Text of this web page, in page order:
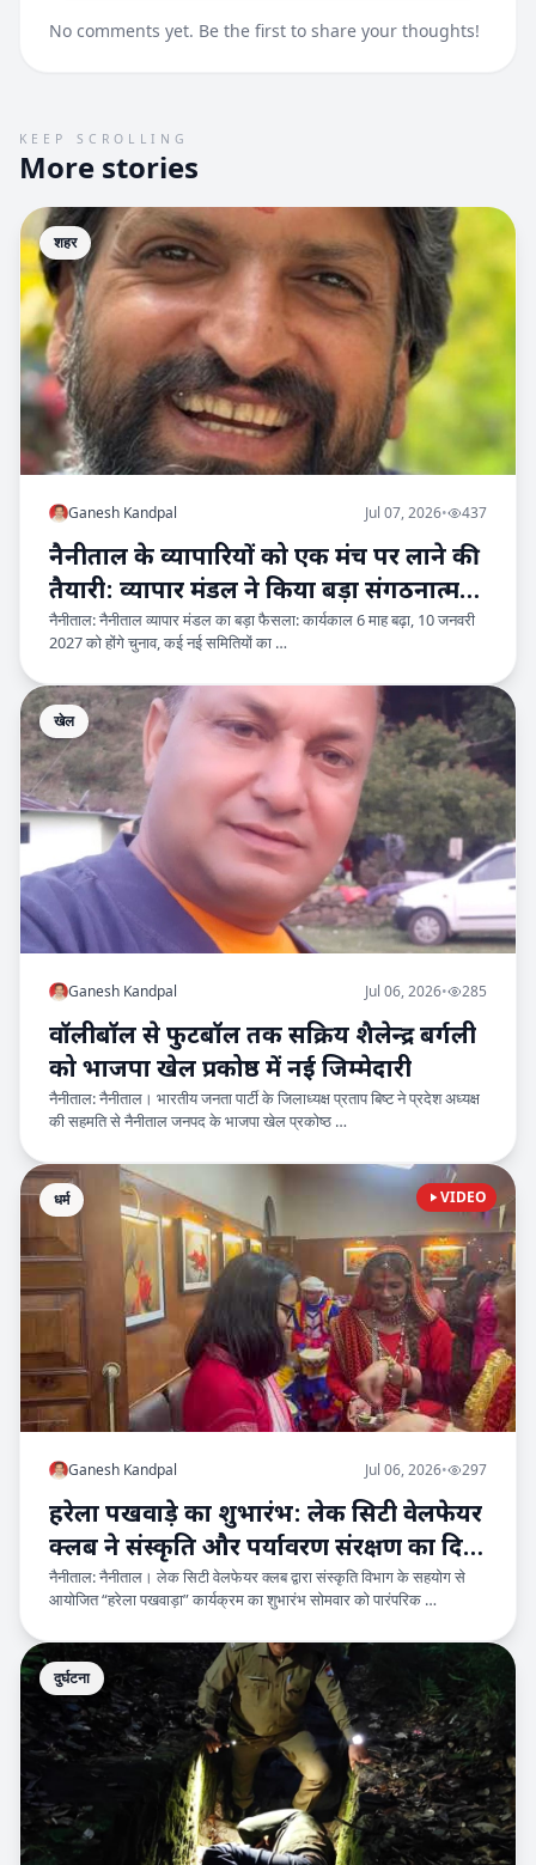
No comments yet. Be the first to share your thoughts!
KEEP SCROLLING
More stories
शहर
Ganesh Kandpal Jul 07, 2026• 437
नैनीताल के व्यापारियों को एक मंच पर लाने की
तैयारी: व्यापार मंडल ने किया बड़ा संगठनात्मक
विस्तार
नैनीताल: नैनीताल व्यापार मंडल का बड़ा फैसला: कार्यकाल 6 माह बढ़ा, 10 जनवरी
2027 को होंगे चुनाव, कई नई समितियों का …
खेल
Ganesh Kandpal Jul 06, 2026• 285
वॉलीबॉल से फुटबॉल तक सक्रिय शैलेन्द्र बर्गली
को भाजपा खेल प्रकोष्ठ में नई जिम्मेदारी
नैनीताल: नैनीताल। भारतीय जनता पार्टी के जिलाध्यक्ष प्रताप बिष्ट ने प्रदेश अध्यक्ष
की सहमति से नैनीताल जनपद के भाजपा खेल प्रकोष्ठ …
VIDEO
धर्म
Ganesh Kandpal Jul 06, 2026• 297
हरेला पखवाड़े का शुभारंभ: लेक सिटी वेलफेयर
क्लब ने संस्कृति और पर्यावरण संरक्षण का दिया
संदेश
नैनीताल: नैनीताल। लेक सिटी वेलफेयर क्लब द्वारा संस्कृति विभाग के सहयोग से
आयोजित “हरेला पखवाड़ा” कार्यक्रम का शुभारंभ सोमवार को पारंपरिक …
दुर्घटना